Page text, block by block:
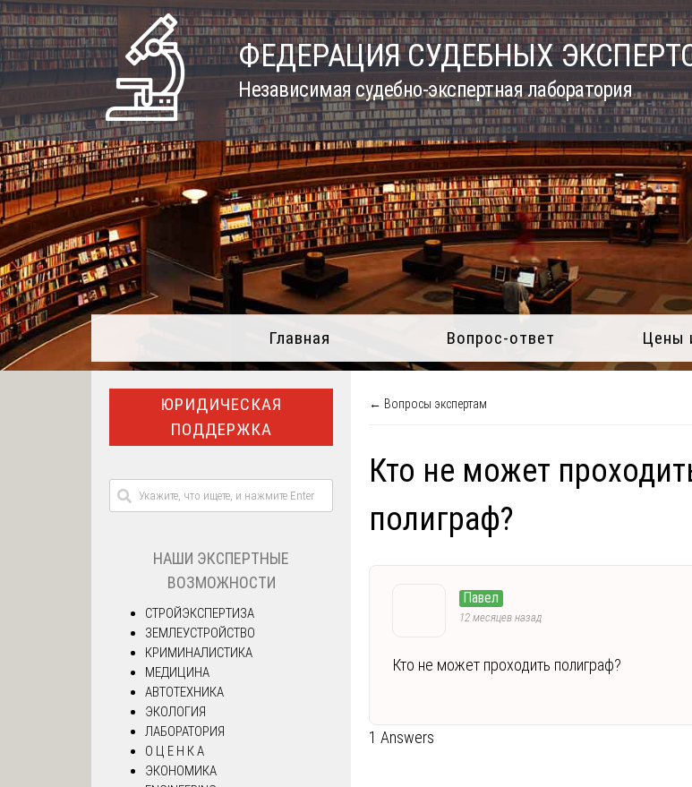
Skip
to
content
ФЕДЕРАЦИЯ СУДЕБНЫХ
Независимая судебно-экспертная лаборатория
Главная Вопрос-ответ Цены
← Вопросы экспертам
Кто не может
полиграф?
Павел
12 месяцев назад
Кто не может проходить полиграф?
1 Answers
ЮРИДИЧЕСКАЯ
ПОДДЕРЖКА
НАШИ ЭКСПЕРТНЫЕ
ВОЗМОЖНОСТИ
СТРОЙЭКСПЕРТИЗА
ЗЕМЛЕУСТРОЙСТВО
КРИМИНАЛИСТИКА
МЕДИЦИНА
АВТОТЕХНИКА
ЭКОЛОГИЯ
ЛАБОРАТОРИЯ
О Ц Е Н К А
ЭКОНОМИКА